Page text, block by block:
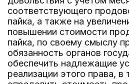
соответствующего
пайка, а также на
повышении стоимости
пайка, по своему смыслу
обязанность органов
обеспечить надлежащие
реализации этого права, в